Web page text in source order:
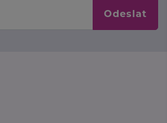
Odeslat